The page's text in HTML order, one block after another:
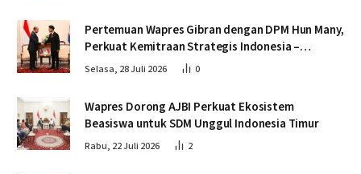
Pertemuan Wapres Gibran dengan DPM Hun Many,
Perkuat Kemitraan Strategis Indonesia –
Kamboja
Selasa, 28 Juli 2026 0
Wapres Dorong AJBI Perkuat Ekosistem
Beasiswa untuk SDM Unggul Indonesia Timur
Rabu, 22 Juli 2026 2